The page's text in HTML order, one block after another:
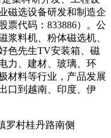
磁选设备研发和制造企
票代码：833886）。公
浆料机、粉体磁选机、
色先生TV安装箱、磁
力、建材、玻璃、环
材料等行业，产品发展
口到越南、印度、伊
罗村桂丹路南侧